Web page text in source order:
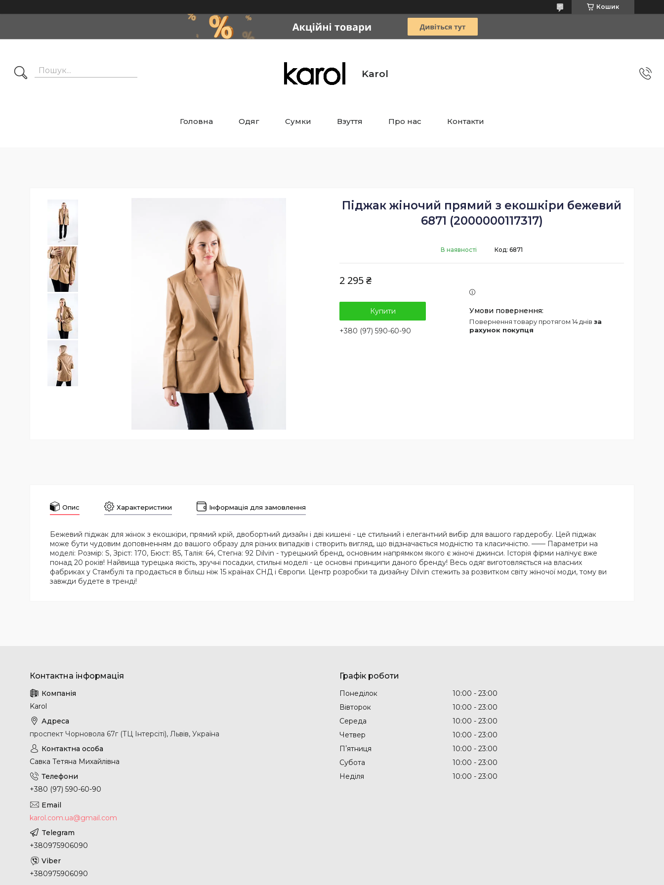
Кошик
Karol
Головна Одяг Сумки Взуття Про нас Контакти
Піджак жіночий прямий з екошкіри бежевий
6871 (2000000117317)
В наявності Код: 6871
2 295 ₴
Купити
+380 (97) 590-60-90
повернення товару протягом 14 днів за
рахунок покупця
Опис Характеристики Інформація для замовлення
Бежевий піджак для жінок з екошкіри, прямий крій, двобортний дизайн і дві кишені - це стильний і елегантний вибір для вашого гардеробу. Цей піджак
може бути чудовим доповненням до вашого образу для різних випадків і створить вигляд, що відзначається модністю та класичністю. —— Параметри на
моделі: Розмір: S, Зріст: 170, Бюст: 85, Талія: 64, Стегна: 92 Dilvin - турецький бренд, основним напрямком якого є жіночі джинси. Історія фірми налічує вже
понад 20 років! Найвища турецька якість, зручні посадки, стильні моделі - це основні принципи даного бренду! Весь одяг виготовляється на власних
фабриках у Стамбулі та продається в більш ніж 15 країнах СНД і Європи. Центр розробки та дизайну Dilvin стежить за розвитком світу жіночої моди, тому ви
завжди будете в тренді!
Karol
проспект Чорновола 67г (ТЦ Інтерсіті), Львів, Україна
Савка Тетяна Михайлівна
+380 (97) 590-60-90
karol.com.ua@gmail.com
+380975906090
+380975906090
Графік роботи
Понеділок 10:00
23:00
Вівторок
10:00
23:00
Середа
10:00
23:00
Четвер
10:00
23:00
Пʼятниця
10:00
23:00
Субота
10:00
23:00
Неділя
10:00 23:00